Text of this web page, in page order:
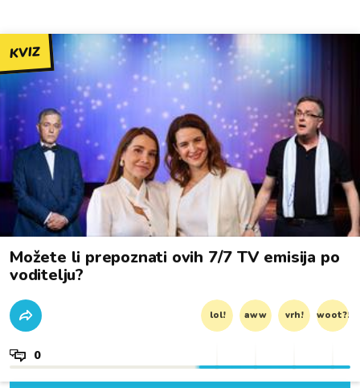
KVIZ
Možete li prepoznati ovih 7/7 TV emisija po
voditelju?
lol! aww vrh! woot?!
0